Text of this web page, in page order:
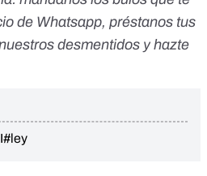
de Whatsapp, préstanos tus
desmentidos y hazte
#ley